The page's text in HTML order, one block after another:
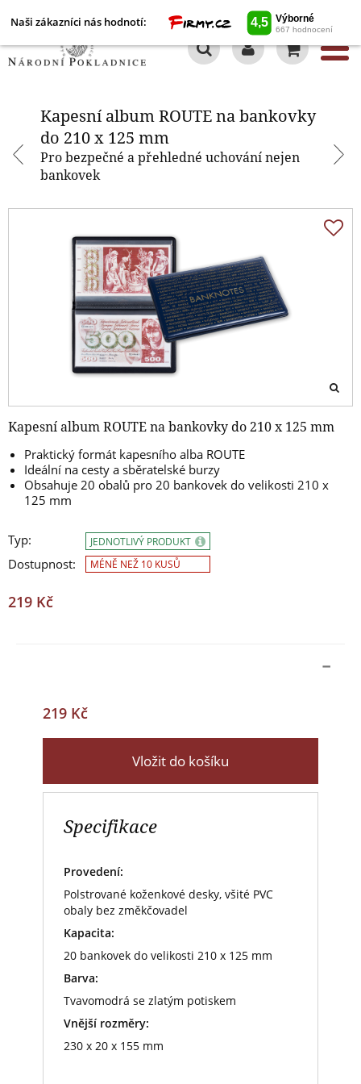
Naši zákazníci nás hodnotí:
Kapesní album ROUTE na bankovky
do 210 x 125 mm
Pro bezpečné a přehledné uchování nejen
bankovek
Kapesní album ROUTE na bankovky do 210 x 125 mm
Praktický formát kapesního alba ROUTE
Ideální na cesty a sběratelské burzy
Obsahuje 20 obalů pro 20 bankovek do velikosti 210 x
125 mm
Typ:
Dostupnost:
JEDNOTLIVÝ PRODUKT
MÉNĚ NEŽ 10 KUSŮ
219 Kč
219 Kč
Vložit do košíku
Specifikace
Provedení:
Polstrované koženkové desky, všité PVC
obaly bez změkčovadel
Kapacita:
20 bankovek do velikosti 210 x 125 mm
Barva:
Tvavomodrá se zlatým potiskem
Vnější rozměry:
230 x 20 x 155 mm
Kapesní album ROUTE na